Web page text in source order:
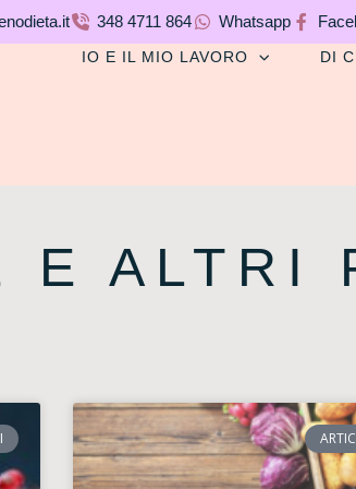
348 4711 864 Whatsapp
IO E IL MIO LAVORO DI
E ALTRI